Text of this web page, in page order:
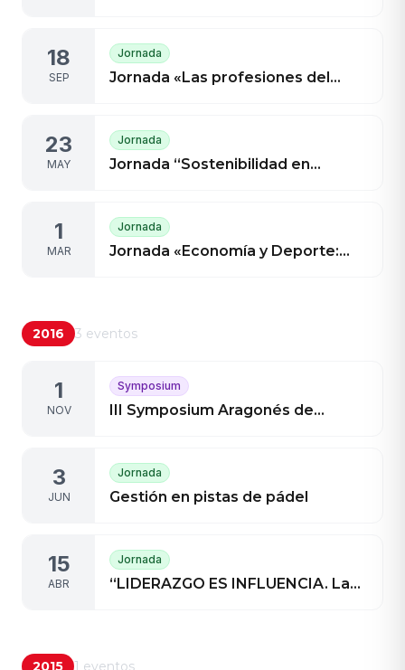
18
SEP
Jornada
Jornada «Las profesiones del
23
MAY
Jornada
Jornada “Sostenibilidad en
1
MAR
Jornada
Jornada «Economía y Deporte:
2016 3 eventos
1
NOV
Symposium
III Symposium Aragonés de
3
JUN
Jornada
Gestión en pistas de pádel
15
ABR
Jornada
“LIDERAZGO ES INFLUENCIA. La
2015 1 eventos